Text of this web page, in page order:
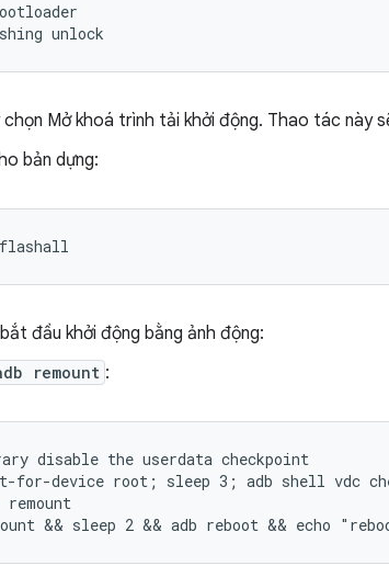
unlock
Mở khoá trình tải khởi động. Thao tác này
bản dựng:
đầu khởi động bằng ảnh động:
remount :
disable the userdata checkpoint
for-device root; sleep 3; adb shell vdc
remount
&& sleep 2 && adb reboot && echo